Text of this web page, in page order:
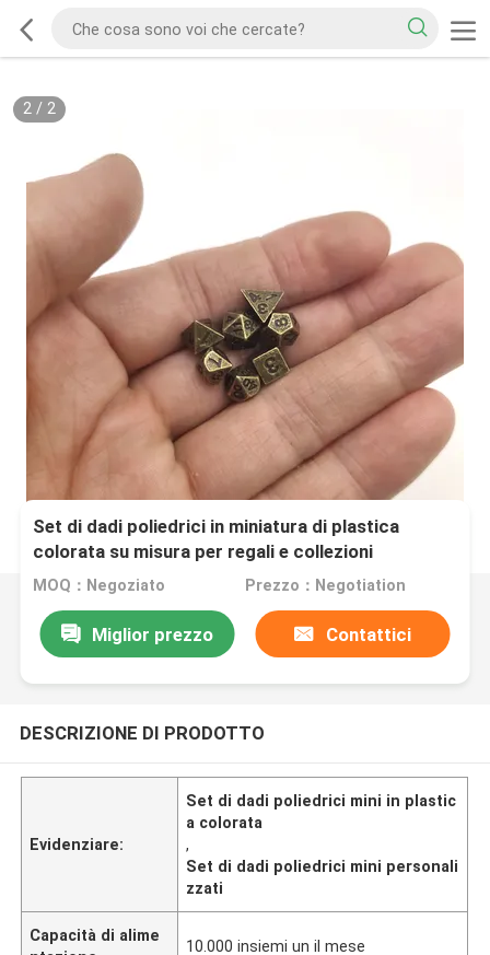
2/ 2
Set di dadi poliedrici in miniatura di plastica
colorata su misura per regali e collezioni
MOQ：Negoziato Prezzo：Negotiation
Miglior prezzo Contattici
DESCRIZIONE DI PRODOTTO
Evidenziare:
Set di dadi poliedrici mini in plastic
a colorata
,
Set di dadi poliedrici mini personali
zzati
Capacità di alime
10.000 insiemi un il mese